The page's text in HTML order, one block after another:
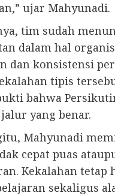
ujar Mahyunadi.
tim sudah
dalam hal
dan konsistensi
tipis
bahwa
yang benar.
Mahyunadi
cepat puas
Kekalahan tetap
sekaligus